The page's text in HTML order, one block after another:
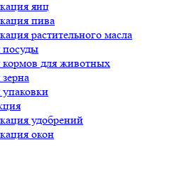
яиц
пива
растительного масла
посуды
кормов для животных
зерна
упаковки
удобрений
окон